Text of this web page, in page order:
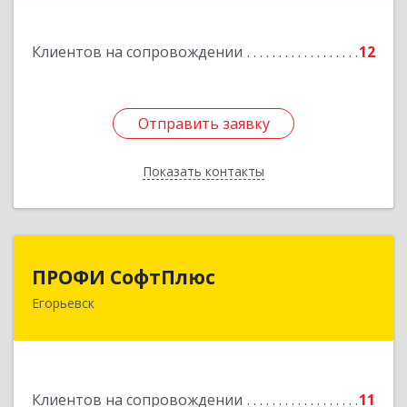
Клиентов на сопровождении 12
Отправить заявку
Показать контакты
Отправить заявку
Назад
ПРОФИ СофтПлюс
Егорьевск
Клиентов на сопровождении 11